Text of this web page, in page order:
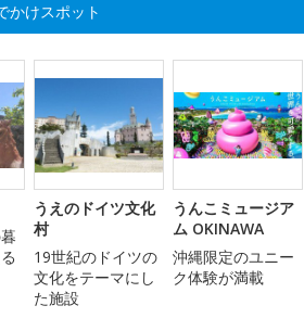
かけスポット
うえのドイツ文化
村
19世紀のドイツの
文化をテーマにし
た施設
うんこミュージア
ム OKINAWA
沖縄限定のユニー
ク体験が満載